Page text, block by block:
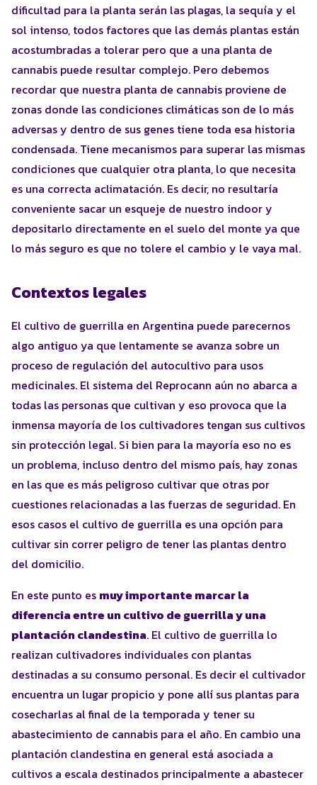
dificultad para la planta serán las plagas, la sequía y el
sol intenso, todos factores que las demás plantas están
acostumbradas a tolerar pero que a una planta de
cannabis puede resultar complejo. Pero debemos
recordar que nuestra planta de cannabis proviene de
zonas donde las condiciones climáticas son de lo más
adversas y dentro de sus genes tiene toda esa historia
condensada. Tiene mecanismos para superar las mismas
condiciones que cualquier otra planta, lo que necesita
es una correcta aclimatación. Es decir, no resultaría
conveniente sacar un esqueje de nuestro indoor y
depositarlo directamente en el suelo del monte ya que
lo más seguro es que no tolere el cambio y le vaya mal.
Contextos legales
El cultivo de guerrilla en Argentina puede parecernos
algo antiguo ya que lentamente se avanza sobre un
proceso de regulación del autocultivo para usos
medicinales. El sistema del Reprocann aún no abarca a
todas las personas que cultivan y eso provoca que la
inmensa mayoría de los cultivadores tengan sus cultivos
sin protección legal. Si bien para la mayoría eso no es
un problema, incluso dentro del mismo país, hay zonas
en las que es más peligroso cultivar que otras por
cuestiones relacionadas a las fuerzas de seguridad. En
esos casos el cultivo de guerrilla es una opción para
cultivar sin correr peligro de tener las plantas dentro
del domicilio.
En este punto es muy importante marcar la
diferencia entre un cultivo de guerrilla y una
plantación clandestina. El cultivo de guerrilla lo
realizan cultivadores individuales con plantas
destinadas a su consumo personal. Es decir el cultivador
encuentra un lugar propicio y pone allí sus plantas para
cosecharlas al final de la temporada y tener su
abastecimiento de cannabis para el año. En cambio una
plantación clandestina en general está asociada a
cultivos a escala destinados principalmente a abastecer